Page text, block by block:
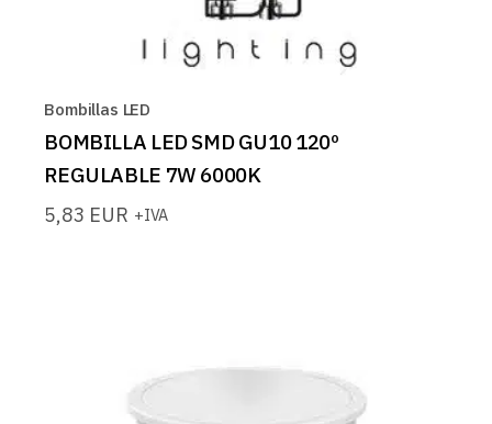
Bombillas LED
BOMBILLA LED SMD GU10 120º
REGULABLE 7W 6000K
5,83 EUR +IVA